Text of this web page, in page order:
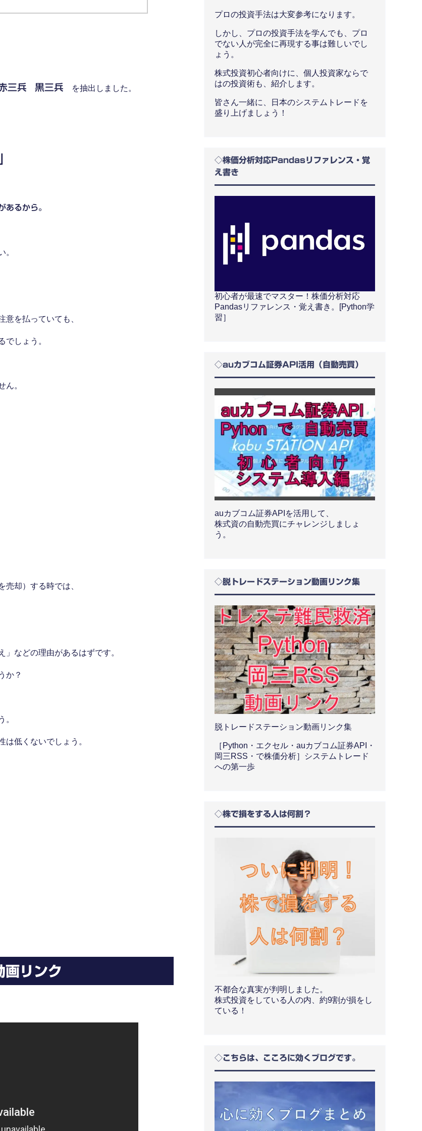
三兵 黒三兵 を抽出しました。
あるから。
。
を払っていても、
でしょう。
ん。
却）する時では、
などの理由があるはずです。
か？
。
低くないでしょう。
リンク
プロの投資手法は大変参考になります。
しかし、プロの投資手法を学んでも、プロ
でない人が完全に再現する事は難しいでし
ょう。
株式投資初心者向けに、個人投資家ならで
はの投資術も、紹介します。
皆さん一緒に、日本のシステムトレードを
盛り上げましょう！
◇株価分析対応Pandasリファレンス・覚
え書き
初心者が最速でマスター！株価分析対応
Pandasリファレンス・覚え書き。[Python学
習］
◇auカブコム証券API活用（自動売買）
auカブコム証券APIを活用して、
株式資の自動売買にチャレンジしましょ
う。
◇脱トレードステーション動画リンク集
脱トレードステーション動画リンク集
［Python・エクセル・auカブコム証券API・
岡三RSS・で株価分析］システムトレード
への第一歩
◇株で損をする人は何割？
不都合な真実が判明しました。
株式投資をしている人の内、約9割が損をし
ている！
◇こちらは、こころに効くブログです。